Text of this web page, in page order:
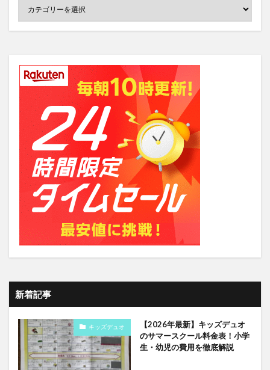
新着記事
キッズデュオ
【2026年最新】キッズデュオ
のサマースクール料金表！小学
生・幼児の費用を徹底解説